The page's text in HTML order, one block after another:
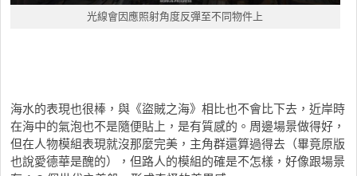
光線會因應照射角度反彈至不同物件上
海水的表現也很棒，與《盜賊之海》相比也不會比下去，近岸時
在海中的氣泡也不是隨便貼上，是有質感的。周邊場景做得好，
但在人物模組表現就沒那麼完美，主角群還算過得去（畢竟原版
也說愛德華是醜的），但路人的模組的確是不怎樣，好像跟場景